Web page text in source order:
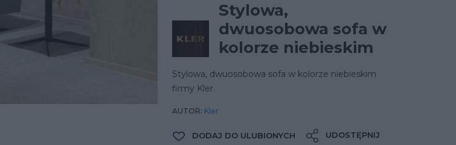
Stylowa,
dwuosobowa sofa w
kolorze niebieskim
Stylowa, dwuosobowa sofa w kolorze niebieskim
firmy Kler.
AUTOR: Kler
DODAJ DO ULUBIONYCH UDOSTĘPNIJ